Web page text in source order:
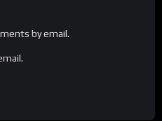
by email.